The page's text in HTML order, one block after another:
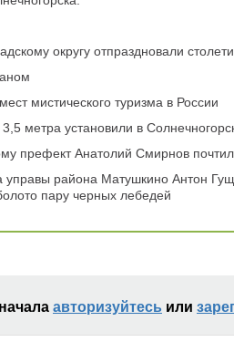
округу отпраздновали
мистического туризма в России
метра установили в
префект Анатолий Смирнов
управы района Матушкино Антон
пару черных лебедей
авторизуйтесь или